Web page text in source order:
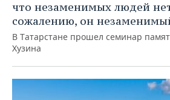
что незаменимых людей
сожалению, он
В Татарстане прошел семинар
Хузина